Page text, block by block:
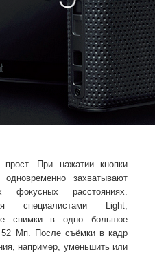
прост. При нажатии кнопки
захватывают
фокусных расстояниях.
специалистами Light,
снимки в одно большое
52 Мп. После съёмки в кадр
например, уменьшить или